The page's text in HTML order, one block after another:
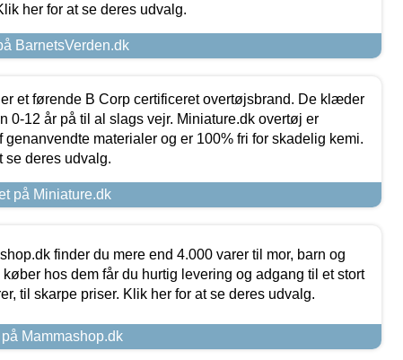
her for at se deres udvalg.
BarnetsVerden.dk
et førende B Corp certificeret overtøjsbrand. De klæder
0-12 år på til al slags vejr. Miniature.dk overtøj er
genanvendte materialer og er 100% fri for skadelig kemi.
se deres udvalg.
på Miniature.dk
finder du mere end 4.000 varer til mor, barn og
køber hos dem får du hurtig levering og adgang til et stort
til skarpe priser. Klik her for at se deres udvalg.
Mammashop.dk